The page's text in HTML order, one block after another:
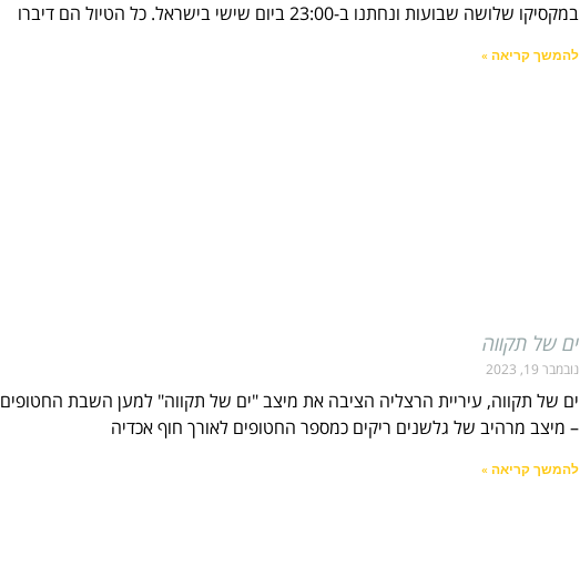
במקסיקו שלושה שבועות ונחתנו ב-23:00 ביום שישי בישראל. כל הטיול הם דיברו
להמשך קריאה »
ים של תקווה
נובמבר 19, 2023
ים של תקווה, עיריית הרצליה הציבה את מיצב "ים של תקווה" למען השבת החטופים
– מיצב מרהיב של גלשנים ריקים כמספר החטופים לאורך חוף אכדיה
להמשך קריאה »